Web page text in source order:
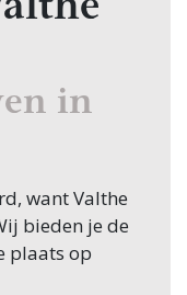
in
want Valthe
bieden je de
plaats op